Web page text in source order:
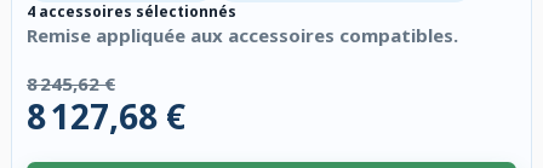
4 accessoires sélectionnés
Remise appliquée aux accessoires compatibles.
8 245,62 €
8 127,68 €